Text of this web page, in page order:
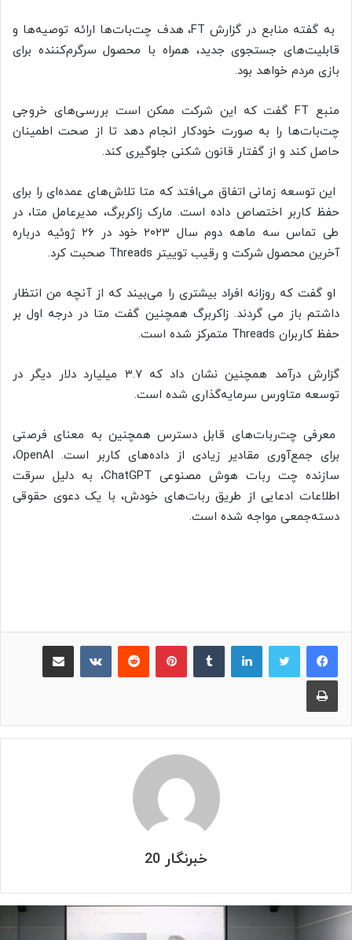
به گفته منابع در گزارش FT، هدف چت‌بات‌ها ارائه توصیه‌ها و
قابلیت‌های جستجوی جدید، همراه با محصول سرگرم‌کننده برای
بازی مردم خواهد بود.
منبع FT گفت که این شرکت ممکن است بررسی‌های خروجی
چت‌بات‌ها را به صورت خودکار انجام دهد تا از صحت اطمینان
حاصل کند و از گفتار قانون شکنی جلوگیری کند.
این توسعه زمانی اتفاق می‌افتد که متا تلاش‌های عمده‌ای را برای
حفظ کاربر اختصاص داده است. مارک زاکربرگ، مدیرعامل متا، در
طی تماس سه ماهه دوم سال ۲۰۲۳ خود در ۲۶ ژوئیه درباره
آخرین محصول شرکت و رقیب توییتر Threads صحبت کرد.
او گفت که روزانه افراد بیشتری را می‌بیند که از آنچه من انتظار
داشتم باز می گردند. زاکربرگ همچنین گفت متا در درجه اول بر
حفظ کاربران Threads متمرکز شده است.
گزارش درآمد همچنین نشان داد که ۳.۷ میلیارد دلار دیگر در
توسعه متاورس سرمایه‌گذاری شده است.
معرفی چت‌ربات‌های قابل دسترس همچنین به معنای فرصتی
برای جمع‌آوری مقادیر زیادی از داده‌های کاربر است. OpenAI،
سازنده چت ربات هوش مصنوعی ChatGPT، به دلیل سرقت
اطلاعات ادعایی از طریق ربات‌های خودش، با یک دعوی حقوقی
دسته‌جمعی مواجه شده است.
لینکدین پینترست ‫رددیت
چاپ
خبرنگار 20